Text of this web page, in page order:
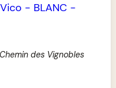
Vico - BLANC -
des Vignobles